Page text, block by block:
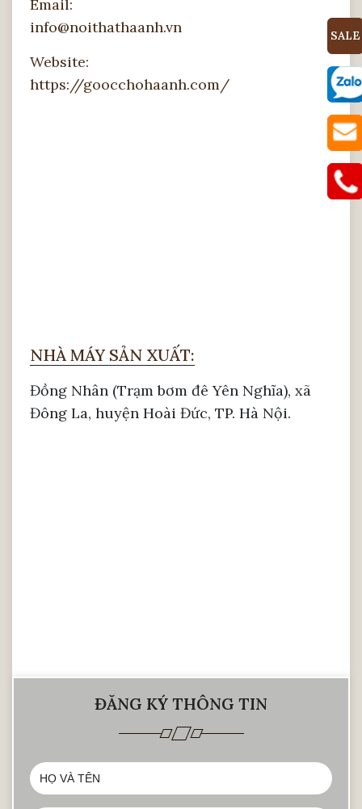
Email:
info@noithathaanh.vn
Website:
https://goocchohaanh.com/
NHÀ MÁY SẢN XUẤT:
Đồng Nhân (Trạm bơm đê Yên Nghĩa), xã
Đông La, huyện Hoài Đức, TP. Hà Nội.
ĐĂNG KÝ THÔNG TIN
SALE